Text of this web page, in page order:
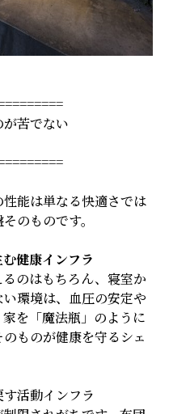
苦でない
能は単なる快適さでは
のものです。
健康インフラ
のはもちろん、寝室か
環境は、血圧の安定や
を「魔法瓶」のように
ものが健康を守るシェ
活動インフラ